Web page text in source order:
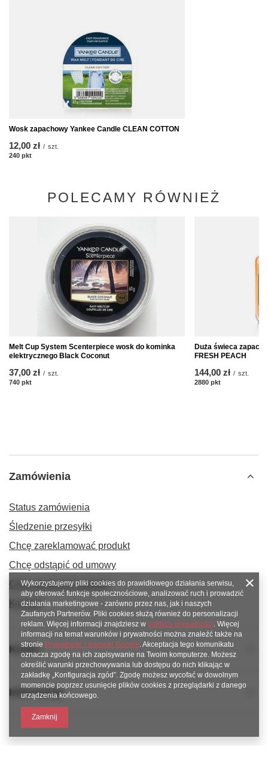
Wosk zapachowy Yankee Candle CLEAN COTTON
12,00 zł / szt.
240 pkt
POLECAMY RÓWNIEŻ
Melt Cup System Scenterpiece wosk do kominka
elektrycznego Black Coconut
37,00 zł / szt.
740 pkt
Duża świeca
FRESH PEACH
144,00 zł / szt.
2880 pkt
Zamówienia
Status zamówienia
Śledzenie przesyłki
Chcę zareklamować produkt
Chcę odstąpić od umowy
Chcę wymienić produkt
Kontakt
Konto
Informacje
Wykorzystujemy pliki cookies do prawidłowego działania serwisu,
aby oferować funkcje społecznościowe, analizować ruch i prowadzić
działania marketingowe - zarówno przez nas, jak i naszych
Zaufanych Partnerów. Pliki cookies służą również do personalizacji
reklam. Więcej informacji znajdziesz w polityce prywatności. Więcej
informacji na temat warunków i prywatności można znaleźć także na
stronie Prywatność i warunki Google. Akceptacja tego komunikatu
oznacza zgodę na ich zapisywanie na Twoim komputerze. Możesz
określić warunki przechowywania lub dostępu do nich klikając w
zakładkę „Konfiguracja zgód”. Zgodę możesz wycofać w dowolnym
momencie poprzez usunięcie plików cookies z przeglądarki z danego
urządzenia końcowego.
Zamknij